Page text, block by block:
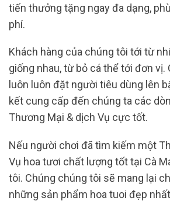
tiến thưởng tặng ngay đa dạng,
phí.
Khách hàng của chúng tôi tới từ
giống nhau, từ bỏ cá thể tới đơn vị.
luôn luôn đặt người tiêu dùng lên
kết cung cấp đến chúng ta các
Thương Mại & dịch Vụ cực tốt.
Nếu người chơi đã tìm kiếm một
Vụ hoa tươi chất lượng tốt tại Cà
tôi. Chúng chúng tôi sẽ mang lại
những sản phẩm hoa tuoi đẹp